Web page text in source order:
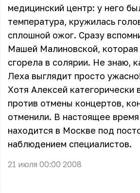
медицинский центр: у него
температура, кружилась
сплошной ожог. Сразу
Машей Малиновской, которая
сгорела в солярии. Не знаю,
Леха выглядит просто
Хотя Алексей категорически
против отмены концертов,
отменили. В настоящее
находится в Москве под
наблюдением специалистов.
21 июля 00:00 2008